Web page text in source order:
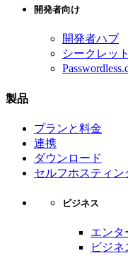
開発者向け
開発者ハブ
シークレッ
製品
プランと料金
連携
ダウンロード
セルフホスティン
ビジネス
エンタ
ビジネ